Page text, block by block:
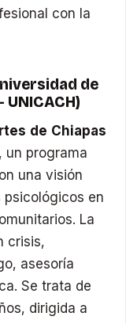
con la
de
de Chiapas
un programa
una visión
en
La
crisis,
asesoría
Se trata de
dirigida a